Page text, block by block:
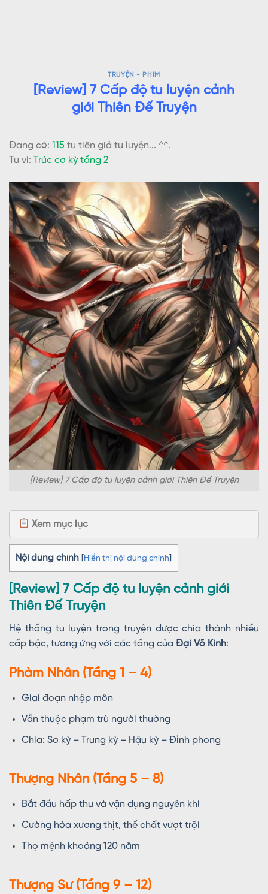
TRUYỆN - PHIM
[Review] 7 Cấp độ tu luyện cảnh
giới Thiên Đế Truyện
Đang có: 115 tu tiên giả tu luyện... ^^.
Tu vi: Trúc cơ kỳ tầng 2
[Review] 7 Cấp độ tu luyện cảnh giới Thiên Đế Truyện
Xem mục lục
Nội dung chính [ Hiển thị nội dung chính]
[Review] 7 Cấp độ tu luyện cảnh giới
Thiên Đế Truyện
Hệ thống tu luyện trong truyện được chia thành nhiều
cấp bậc, tương ứng với các tầng của Đại Võ Kinh:
Phàm Nhân (Tầng 1 – 4)
Giai đoạn nhập môn
Vẫn thuộc phạm trù người thường
Chia: Sơ kỳ – Trung kỳ – Hậu kỳ – Đỉnh phong
Thượng Nhân (Tầng 5 – 8)
Bắt đầu hấp thu và vận dụng nguyên khí
Cường hóa xương thịt, thể chất vượt trội
Thọ mệnh khoảng 120 năm
Thượng Sư (Tầng 9 – 12)